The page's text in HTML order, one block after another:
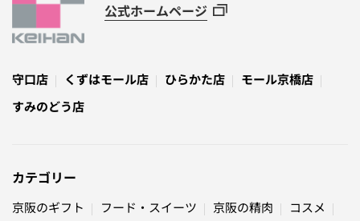
公式ホームページ
守口店 くずはモール店 ひらかた店
モール京橋店
すみのどう店
カテゴリー
京阪のギフト フード・スイーツ 京阪の精肉
コスメ